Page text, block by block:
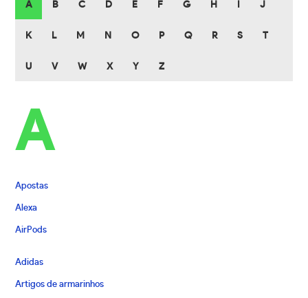
A B C D E F G H J
K L M N O P Q R S T
U V W X Y Z
A
Apostas
Alexa
AirPods
Adidas
Artigos de armarinhos